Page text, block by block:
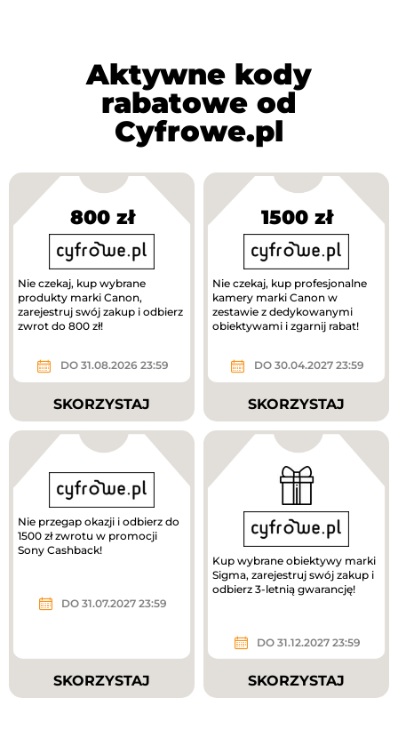
Aktywne kody
rabatowe od
Cyfrowe.pl
800 zł
Nie czekaj, kup wybrane
produkty marki Canon,
zarejestruj swój zakup i odbierz
zwrot do 800 zł!
DO 31.08.2026 23:59
SKORZYSTAJ
1500 zł
Nie czekaj, kup profesjonalne
kamery marki Canon w
zestawie z dedykowanymi
obiektywami i zgarnij rabat!
DO 30.04.2027 23:59
SKORZYSTAJ
Nie przegap okazji i odbierz do
1500 zł zwrotu w promocji
Sony Cashback!
DO 31.07.2027 23:59
SKORZYSTAJ
Kup wybrane obiektywy marki
Sigma, zarejestruj swój zakup i
odbierz 3-letnią gwarancję!
DO 31.12.2027 23:59
SKORZYSTAJ